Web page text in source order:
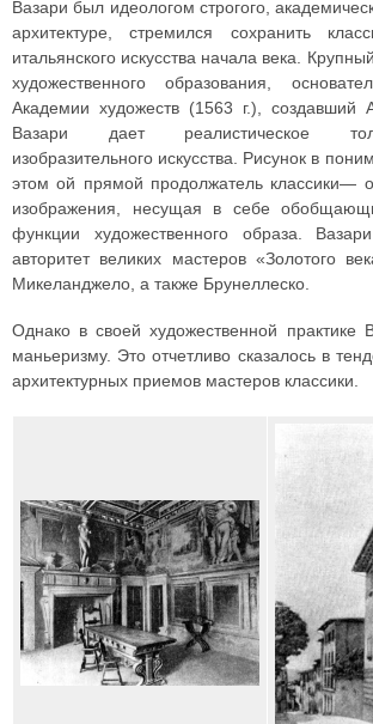
Вазари был идеологом строгого,
архитектуре, стремился сохранить
итальянского искусства начала века.
художественного образования,
Академии художеств (1563 г.), создавший
Вазари дает реалистическое
изобразительного искусства. Рисунок в
этом ой прямой продолжатель классики—
изображения, несущая в себе
функции художественного образа.
авторитет великих мастеров «Золотого
Микеланджело, а также Брунеллеско.
Однако в своей художественной практике
маньеризму. Это отчетливо сказалось в
архитектурных приемов мастеров классики.